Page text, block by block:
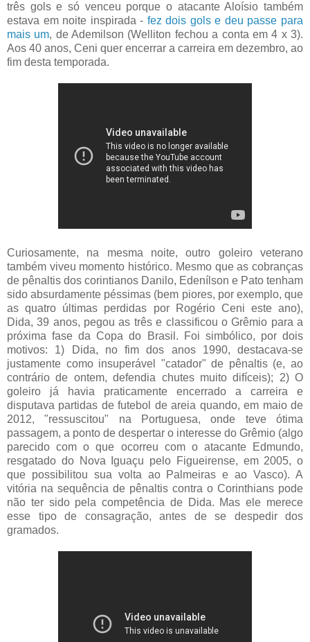
três gols e só venceu porque o atacante Aloísio também
estava em noite inspirada - fez dois gols e deu passe para
mais um, de Ademilson (Welliton fechou a conta em 4 x 3).
Aos 40 anos, Ceni quer encerrar a carreira em dezembro, ao
fim desta temporada.
Curiosamente, na mesma noite, outro goleiro veterano
também viveu momento histórico. Mesmo que as cobranças
de pênaltis dos corintianos Danilo, Edenílson e Pato tenham
sido absurdamente péssimas (bem piores, por exemplo, que
as quatro últimas perdidas por Rogério Ceni este ano),
Dida, 39 anos, pegou as três e classificou o Grêmio para a
próxima fase da Copa do Brasil. Foi simbólico, por dois
motivos: 1) Dida, no fim dos anos 1990, destacava-se
justamente como insuperável "catador" de pênaltis (e, ao
contrário de ontem, defendia chutes muito difíceis); 2) O
goleiro já havia praticamente encerrado a carreira e
disputava partidas de futebol de areia quando, em maio de
2012, "ressuscitou" na Portuguesa, onde teve ótima
passagem, a ponto de despertar o interesse do Grêmio (algo
parecido com o que ocorreu com o atacante Edmundo,
resgatado do Nova Iguaçu pelo Figueirense, em 2005, o
que possibilitou sua volta ao Palmeiras e ao Vasco). A
vitória na sequência de pênaltis contra o Corinthians pode
não ter sido pela competência de Dida. Mas ele merece
esse tipo de consagração, antes de se despedir dos
gramados.